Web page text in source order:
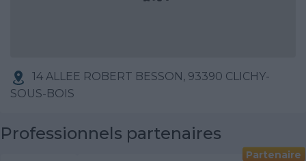
14 ALLEE ROBERT BESSON, 93390 CLICHY-
SOUS-BOIS
Professionnels partenaires
Partenaire